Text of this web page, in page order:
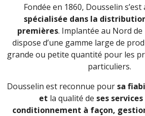
Fondée en 1860, Dousselin
spécialisée dans la
premières. Implantée au Nord
dispose d’une gamme large de
grande ou petite quantité pour les
particuliers.
Dousselin est reconnue pour sa
et la qualité de ses
conditionnement à façon,